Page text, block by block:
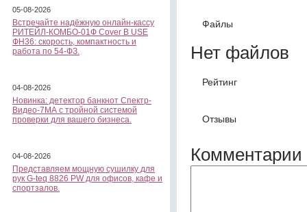
05-08-2026
Встречайте надёжную онлайн-кассу
РИТЕЙЛ-КОМБО-01Ф Cover B USE
ФН36: скорость, компактность и
работа по 54-ФЗ.
04-08-2026
Новинка: детектор банкнот Спектр-
Видео-7МА с тройной системой
проверки для вашего бизнеса.
04-08-2026
Представляем мощную сушилку для
рук G-teq 8826 PW для офисов, кафе и
спортзалов.
Файлы
Нет файлов
Рейтинг
Отзывы
Комментарии